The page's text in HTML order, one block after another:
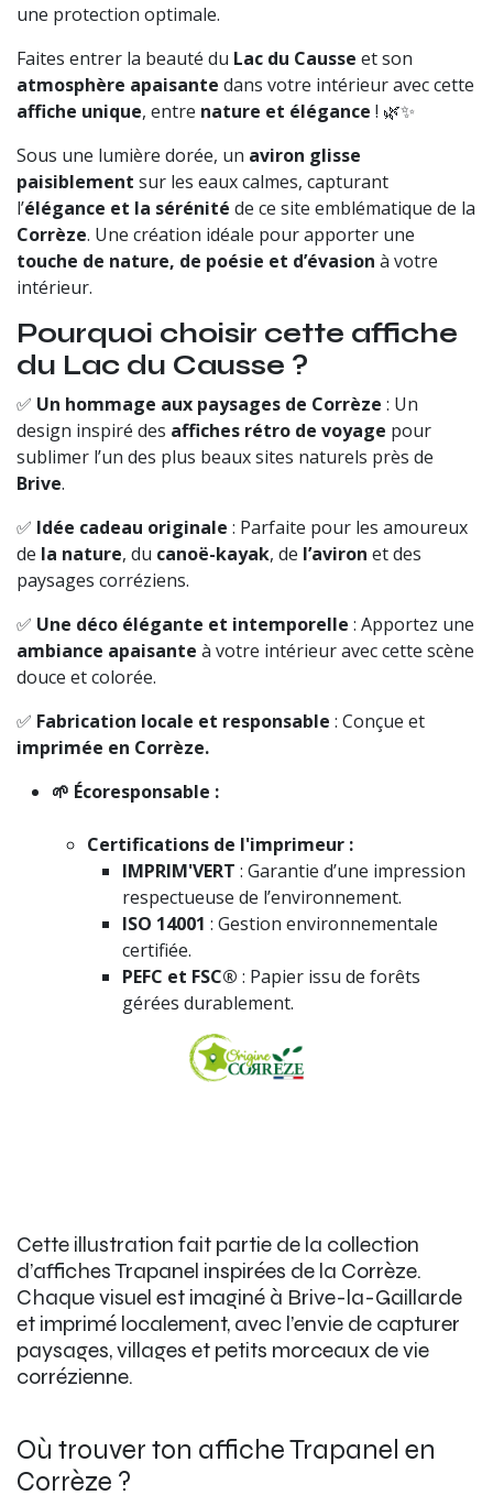
une protection optimale.
Faites entrer la beauté du Lac du Causse et son
atmosphère apaisante dans votre intérieur avec cette
affiche unique, entre nature et élégance ! 🌿✨
Sous une lumière dorée, un aviron glisse
paisiblement sur les eaux calmes, capturant
l’élégance et la sérénité de ce site emblématique de la
Corrèze. Une création idéale pour apporter une
touche de nature, de poésie et d’évasion à votre
intérieur.
Pourquoi choisir cette affiche
du Lac du Causse ?
✅ Un hommage aux paysages de Corrèze : Un
design inspiré des affiches rétro de voyage pour
sublimer l’un des plus beaux sites naturels près de
Brive.
✅ Idée cadeau originale : Parfaite pour les amoureux
de la nature, du canoë-kayak, de l’aviron et des
paysages corréziens.
✅ Une déco élégante et intemporelle : Apportez une
ambiance apaisante à votre intérieur avec cette scène
douce et colorée.
✅ Fabrication locale et responsable : Conçue et
imprimée en Corrèze.
🌱 Écoresponsable :
Certifications de l'imprimeur :
IMPRIM'VERT : Garantie d’une impression
respectueuse de l’environnement.
ISO 14001 : Gestion environnementale
certifiée.
PEFC et FSC® : Papier issu de forêts
gérées durablement.
Cette illustration fait partie de la collection
d’affiches Trapanel inspirées de la Corrèze.
Chaque visuel est imaginé à Brive-la-Gaillarde
et imprimé localement, avec l’envie de capturer
paysages, villages et petits morceaux de vie
corrézienne.
Où trouver ton affiche Trapanel en
Corrèze ?